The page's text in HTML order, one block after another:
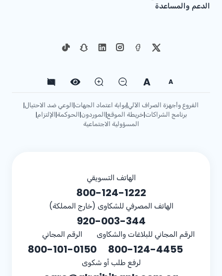
الدعم والمساعدة
A
A
الفروع وأجهزة الصراف الآلي|بوابة اعتماد الجهات|الوعي ضد الاحتيال|
برنامج الشراكات|خريطة الموقع|الموردون|الحوكمة|الإلتزام|
المسؤولية الاجتماعية
الهاتف التسويقي
800-124-1222
الهاتف المصرفي للشكاوى (خارج المملكة)
920-003-344
الرقم المجاني للبلاغات والشكاوى
800-124-4455
الرقم المجاني
800-101-0150
لرفع طلب أو شكوى